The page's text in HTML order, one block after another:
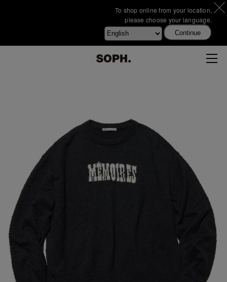
To shop online from your location,
please choose your language.
Continue